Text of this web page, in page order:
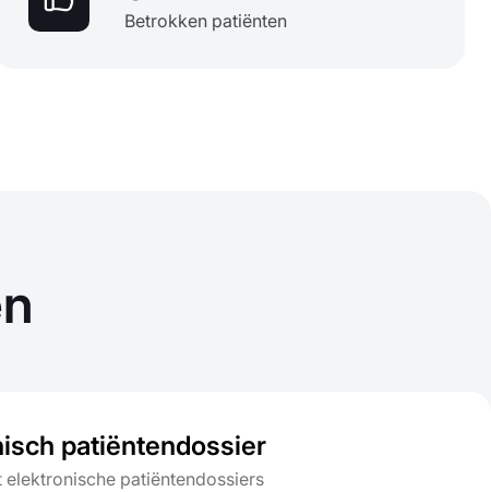
Betrokken patiënten
patiëntendossier
elektronische patiëntendossiers